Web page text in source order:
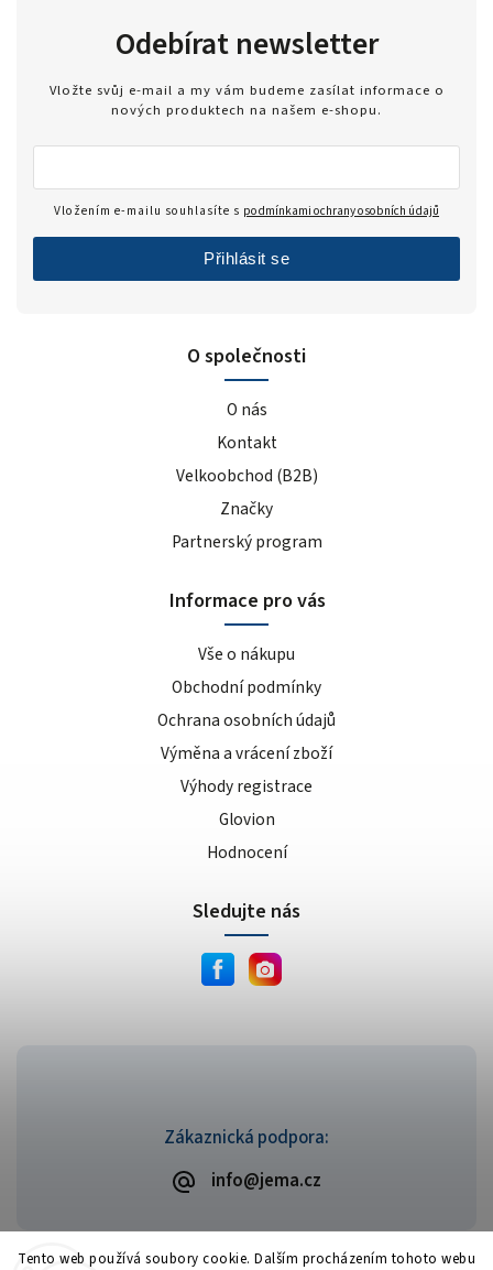
Tento web používá soubory cookie. Dalším procházením tohoto webu
Zákaznická podpora:
info@jema.cz
O společnosti
O nás
Kontakt
Velkoobchod (B2B)
Značky
Partnerský program
Informace pro vás
Vše o nákupu
Obchodní podmínky
Ochrana osobních údajů
Výměna a vrácení zboží
Výhody registrace
Glovion
Hodnocení
Odebírat newsletter
Vložte svůj e-mail a my vám budeme zasílat informace o
nových produktech na našem e-shopu.
Vložením e-mailu souhlasíte s podmínkami ochrany osobních údajů
Přihlásit se
Sledujte nás